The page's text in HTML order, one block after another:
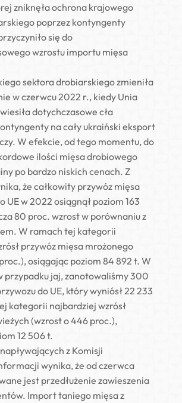
zniknęła ochrona krajowego
poprzez kontyngenty
się do
wzrostu importu mięsa
sektora drobiarskiego zmieniła
w czerwcu 2022 r., kiedy Unia
dotychczasowe cła
na cały ukraiński eksport
W efekcie, od tego momentu, do
ilości mięsa drobiowego
po bardzo niskich cenach. Z
że całkowity przywóz mięsa
UE w 2022 osiągnął poziom 163
80 proc. wzrost w porównaniu z
W ramach tej kategorii
przywóz mięsa mrożonego
osiągając poziom 84 892 t. W
przypadku jaj, zanotowaliśmy 300
do UE, który wyniósł 22 233
kategorii najbardziej wzrósł
(wzrost o 446 proc.),
12 506 t.
z Komisji
wynika, że od czerwca
jest przedłużenie zawieszenia
Import taniego mięsa z